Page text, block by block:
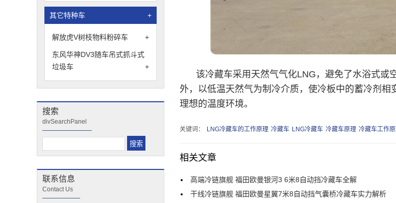
其它特种车 +
解放虎V树枝物料粉碎车 +
东风华神DV3随车吊式抓斗式
垃圾车
+
搜索
divSearchPanel
联系信息
Contact Us
该冷藏车采用天然气气化LNG，避免了水浴式或
外，以低温天然气为制冷介质，使冷板中的蓄冷剂
理想的温度环境。
关键词： LNG冷藏车的工作原理 冷藏车 LNG冷藏车 冷藏车原理 冷藏车工作
相关文章
高端冷链旗舰 福田欧曼银河3 6米8自动挡冷藏车全解
干线冷链旗舰 福田欧曼星翼7米8自动挡气囊桥冷藏车实力解析